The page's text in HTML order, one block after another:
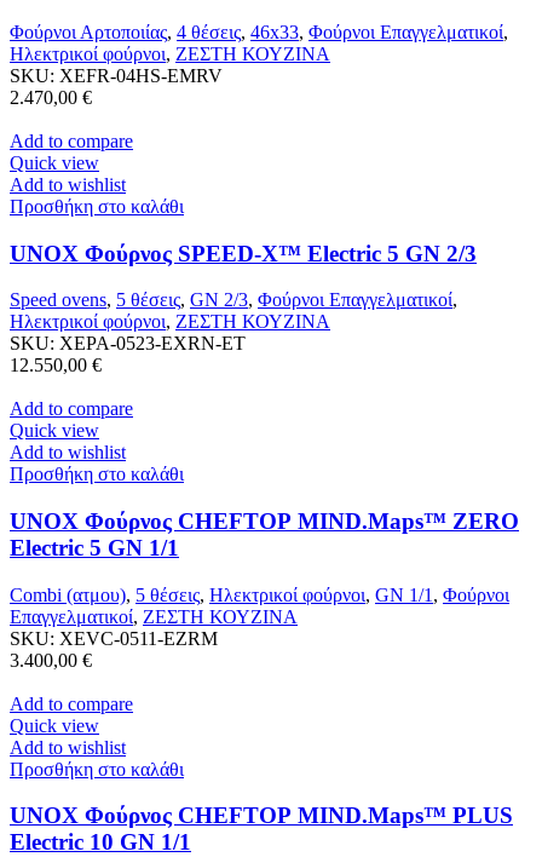
Φούρνοι Αρτοποιίας, 4 θέσεις, 46x33, Φούρνοι Επαγγελματικοί,
Ηλεκτρικοί φούρνοι, ΖΕΣΤΗ ΚΟΥΖΙΝΑ
SKU: XEFR-04HS-EMRV
2.470,00 €
Add to compare
Quick view
Add to wishlist
Προσθήκη στο καλάθι
UNOX Φούρνος SPEED-X™ Electric 5 GN 2/3
Speed ovens, 5 θέσεις, GN 2/3, Φούρνοι Επαγγελματικοί,
Ηλεκτρικοί φούρνοι, ΖΕΣΤΗ ΚΟΥΖΙΝΑ
SKU: XEPA-0523-EXRN-ET
12.550,00 €
Add to compare
Quick view
Add to wishlist
Προσθήκη στο καλάθι
UNOX Φούρνος CHEFTOP MIND.Maps™ ZERO
Electric 5 GN 1/1
Combi (ατμου), 5 θέσεις, Ηλεκτρικοί φούρνοι, GN 1/1 , Φούρνοι
Επαγγελματικοί, ΖΕΣΤΗ ΚΟΥΖΙΝΑ
SKU: XEVC-0511-EZRM
3.400,00 €
Add to compare
Quick view
Add to wishlist
Προσθήκη στο καλάθι
UNOX Φούρνος CHEFTOP MIND.Maps™ PLUS
Electric 10 GN 1/1